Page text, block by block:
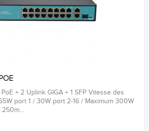
+ 2 Uplink GIGA + 1 SFP Vitesse des
port 1 / 30W port 2-16 / Maximum 300W
250m...